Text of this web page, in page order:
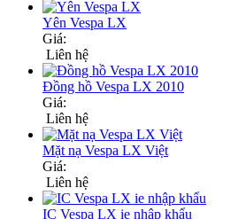
Yên Vespa LX
Giá:
Liên hệ
Đồng hồ Vespa LX 2010
Giá:
Liên hệ
Mặt nạ Vespa LX Việt
Giá:
Liên hệ
IC Vespa LX ie nhập khẩu